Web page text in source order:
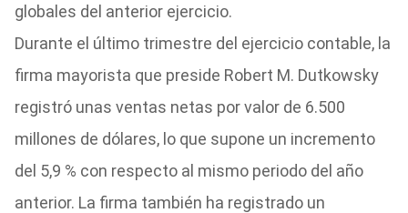
globales del anterior ejercicio.
Durante el último trimestre del ejercicio contable, la
firma mayorista que preside Robert M. Dutkowsky
registró unas ventas netas por valor de 6.500
millones de dólares, lo que supone un incremento
del 5,9 % con respecto al mismo periodo del año
anterior. La firma también ha registrado un